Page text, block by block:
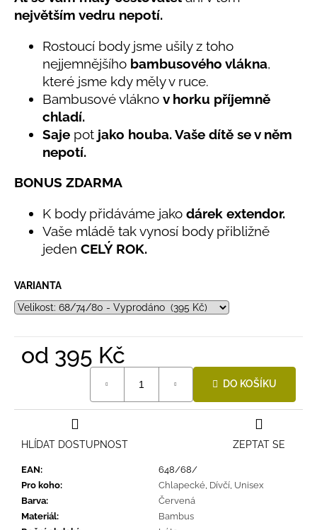
produktu
je
hvězdiček.
největším vedru nepotí.
Rostoucí body jsme ušily z toho
nejjemnějšího bambusového vlákna,
které jsme kdy měly v ruce.
Bambusové vlákno v horku příjemně
chladí.
Saje pot jako houba. Vaše dítě se v něm
nepotí.
BONUS ZDARMA
K body přidáváme jako dárek extendor.
Vaše mládě tak vynosí body přibližně
jeden CELÝ ROK.
VARIANTA
od 395 Kč
DO KOŠÍKU
EAN:
648/68/
Pro koho: Chlapecké Dívčí Unisex
Barva:
Červená
Materiál:
Bambus
ZEPTAT SE
HLÍDAT DOSTUPNOST
u
LETNÍ
RYCHLESCHNOUCÍ
KALHOTY
ŽLUTÉ
695
Kč